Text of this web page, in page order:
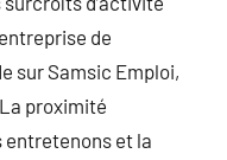
de
sur Samsic Emploi,
proximité
entretenons et la